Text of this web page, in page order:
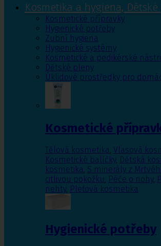
Kosmetika a hygiena,
Kosmetické přípravky
Hygienické potřeby
Zubní hygiena
Hygienické systémy
Kosmetické a pedikérské
Dětské pleny
Úklidové prostředky pro
Kosmetické
Tělová kosmetika, Vlasová
Kosmetické balíčky, Dětská
kosmetika, S minerály z
citlivou pokožku, Péče o nohy,
nehty, Pleťová kosmetika
Hygienické potřeby